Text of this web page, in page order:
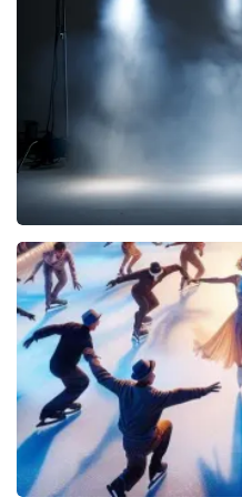
876+ reviews
BEKIJKEN
Kor Hoebe
59 reviews
BEKIJKEN